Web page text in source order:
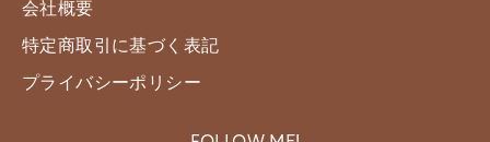
会社概要
特定商取引に基づく表記
プライバシーポリシー